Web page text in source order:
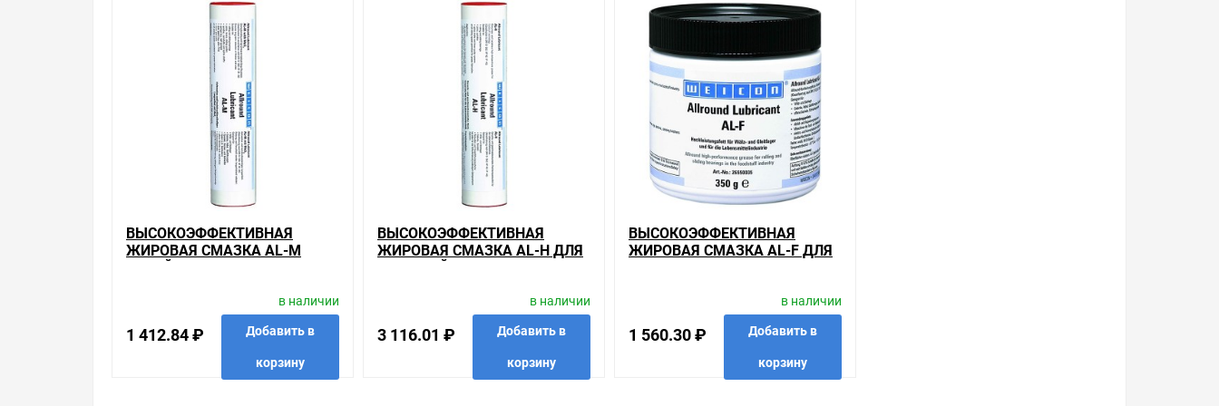
Мы предлагаем большой выбор товаров из категории
Технические смазки
по хорошим ценам. Уверены, что вы найдете на нашем сайте именно то, что искали, потратив на это минимум времени. Есть поиск по позициям.
Весь товар сертифицирован, отвечает требованиям качества. Мы работаем с проверенными поставщиками, продаем товар от давно зарекомендовавших себя
Быстрая доставка в любой город – несколько вариантов, вы всегда можете выбрать наиболее удобный. Высокоэффективная жировая смазка AL-T для
вращающихся и скользящих поверхностей 400г , можно получить в пункте выдачи, или заказать курьерскую доставку до двери. Закажите выгодную доставку в Ваш
город или прямо к вашей двери. Это удобнее, чем объезжать магазины, тратить время, выбирать из того, что предлагают, а не покупать то, что нужно, что хочется.
Брак – это исключение в нашем ассортименте. Если он выявлен, то возврат товара осуществляется в соответствии с Законом Российской Федерации «О защите прав
потребителя». Это не значит, что нужно тратить много времени на решение проблемы. Правила, согласно которым урегулируется проблема, очень простые. Мы
просто заменяем некачественный товар на то, который соответствует ожиданиям, или возвращаем деньги.
собираетесь купить. Мы всегда рады помочь, посоветовать, рассказать подробно о товарах из нашего ассортимента.
ВЫСОКОЭФФЕКТИВНАЯ
ЖИРОВАЯ СМАЗКА AL-M
1 412.84 ₽
в наличии
Добавить в
корзину
сравнить купить в 1 клик
ВЫСОКОЭФФЕКТИВНАЯ
ЖИРОВАЯ СМАЗКА AL-H ДЛЯ
ВКУСА И ЗАПАХА 400Г
3 116.01 ₽
в наличии
Добавить в
корзину
сравнить купить в 1 клик
ВЫСОКОЭФФЕКТИВНАЯ
ЖИРОВАЯ СМАЗКА AL-F ДЛЯ
(ПИЩЕВАЯ ПРОМ.)
1 560.30 ₽
в наличии
Добавить в
корзину
сравнить купить в 1 клик